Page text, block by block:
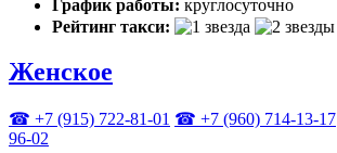
График работы: круглосуточно
Рейтинг такси:
Женское
☎ +7 (915) 722-81-01 ☎ +7 (960) 714-13-17
96-02